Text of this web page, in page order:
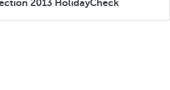
2013 HolidayCheck